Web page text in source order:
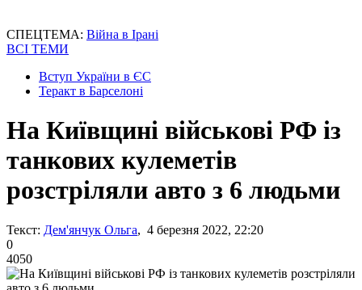
СПЕЦТЕМА: Війна в Ірані
ВСІ ТЕМИ
Вступ України в ЄС
Теракт в Барселоні
На Київщині військові РФ із
танкових кулеметів
розстріляли авто з 6 людьми
Текст: Дем'янчук Ольга, 4 березня 2022, 22:20
0
4050